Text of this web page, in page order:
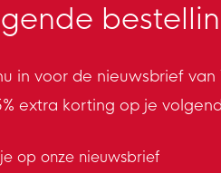
in voor de nieuwsbrief
extra korting op je
email and accept the
op onze nieuwsbrief